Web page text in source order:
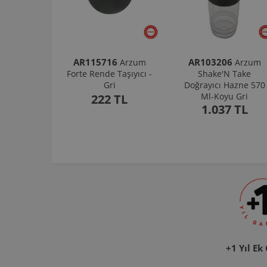
AR115716 Arzum
Forte Rende Taşıyıcı -
Gri
222 TL
AR103206 Arzum
Shake'N Take
Doğrayıcı Hazne 570
Ml-Koyu Gri
1.037 TL
+1 Yıl